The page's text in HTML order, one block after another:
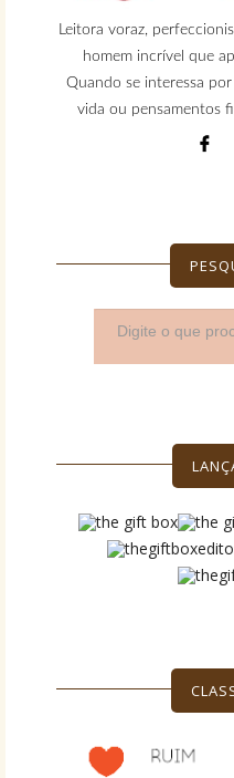
Leitora voraz,
homem incrível que
Quando se interessa
vida ou pensamentos